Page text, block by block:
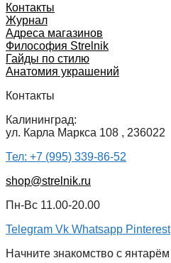
Контакты
Журнал
Адреса магазинов
Философия Strelnik
Гайды по стилю
Анатомия украшений
Контакты
Калининград:
ул. Карла Маркса 108 , 236022
Тел: +7 (995) 339-86-52
shop@strelnik.ru
Пн-Вс 11.00-20.00
Telegram Vk Whatsapp Pinterest
Начните знакомство с янтарём